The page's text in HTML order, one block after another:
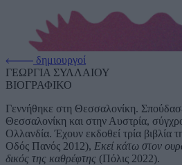
δημιουργοί
ΓΕΩΡΓΙΑ ΣΥΛΛΑΙΟΥ
ΒΙΟΓΡΑΦΙΚΟ
Γεννήθηκε στη Θεσσαλονίκη.
Θεσσαλονίκη και στην Αυστρία,
Ολλανδία. Έχουν εκδοθεί τρία βιβλία
Οδός Πανός 2012), Εκεί κάτω στον
δικός της καθρέφτης (Πόλις 2022).